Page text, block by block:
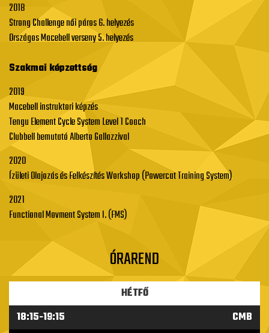
2018
Strong Challenge női páros 6. helyezés
Országos Macebell verseny 5. helyezés
Szakmai képzettség
2019
Macebell instruktori képzés
Tengu Element Cycle System Level 1 Coach
Clubbell bemutató Alberto Gallazzival
2020
Ízületi Olajozás és Felkészítés Workshop (Powercat Training System)
2021
Functional Movment System I. (FMS)
ÓRAREND
HÉTFŐ
18:15-19:15
CMB